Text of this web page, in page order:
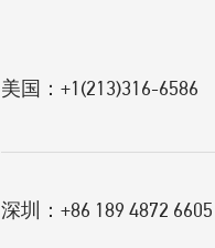
美国：+1(213)316-6586
深圳：+86 189 4872 6605